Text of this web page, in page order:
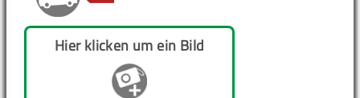
Hier klicken um ein Bild